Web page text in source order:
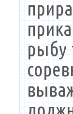
рыбу